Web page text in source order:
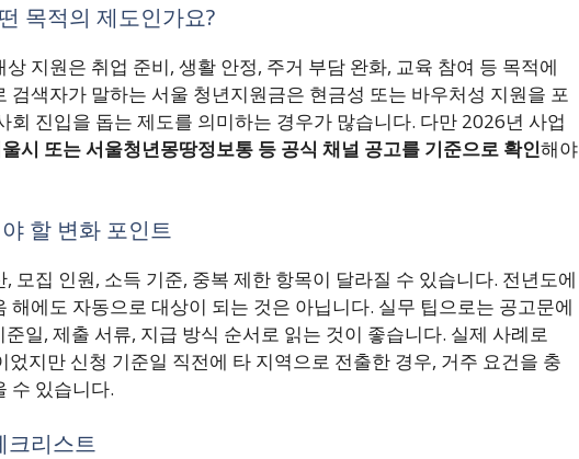
목적의 제도인가요?
지원은 취업 준비, 생활 안정, 주거 부담 완화, 교육 참여 등 목적에
검색자가 말하는 서울 청년지원금은 현금성 또는 바우처성 지원을 포
회 진입을 돕는 제도를 의미하는 경우가 많습니다. 다만 2026년 사업
시 또는 서울청년몽땅정보통 등 공식 채널 공고를 기준으로 확인해야
할 변화 포인트
모집 인원, 소득 기준, 중복 제한 항목이 달라질 수 있습니다. 전년도에
해에도 자동으로 대상이 되는 것은 아닙니다. 실무 팁으로는 공고문에
일, 제출 서류, 지급 방식 순서로 읽는 것이 좋습니다. 실제 사례로
지만 신청 기준일 직전에 타 지역으로 전출한 경우, 거주 요건을 충
수 있습니다.
크리스트